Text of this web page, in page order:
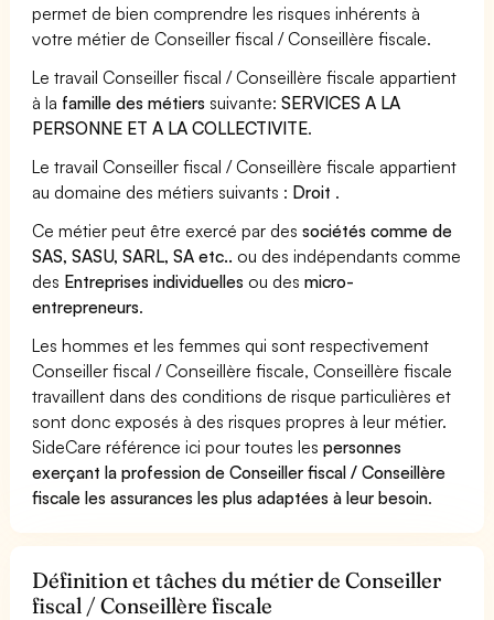
permet de bien comprendre les risques inhérents à
votre métier de Conseiller fiscal / Conseillère fiscale.
Le travail Conseiller fiscal / Conseillère fiscale appartient
à la famille des métiers suivante:SERVICES A LA
PERSONNE ET A LA COLLECTIVITE.
Le travail Conseiller fiscal / Conseillère fiscale appartient
au domaine des métiers suivants : Droit .
Ce métier peut être exercé par dessociétés comme de
SAS, SASU, SARL, SA etc.. ou des indépendants comme
des Entreprises individuelles ou desmicro-
entrepreneurs.
Les hommes et les femmes qui sont respectivement
Conseiller fiscal / Conseillère fiscale, Conseillère fiscale
travaillent dans des conditions de risque particulières et
sont donc exposés à des risques propres à leur métier.
SideCare référence ici pour toutes lespersonnes
exerçant la profession de Conseiller fiscal / Conseillère
fiscale les assurances les plus adaptées à leur besoin.
Définition et tâches du métier de Conseiller
fiscal / Conseillère fiscale